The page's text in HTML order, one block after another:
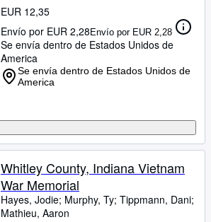
EUR 12,35
Envío por EUR 2,28Envío por EUR 2,28
Se envía dentro de Estados Unidos de
America
Se envía dentro de Estados Unidos de
America
Whitley County, Indiana Vietnam
War Memorial
Hayes, Jodie; Murphy, Ty; Tippmann, Dani;
Mathieu, Aaron